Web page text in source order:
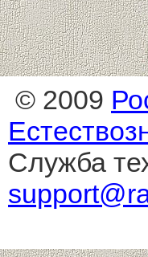
© 2009
Служба